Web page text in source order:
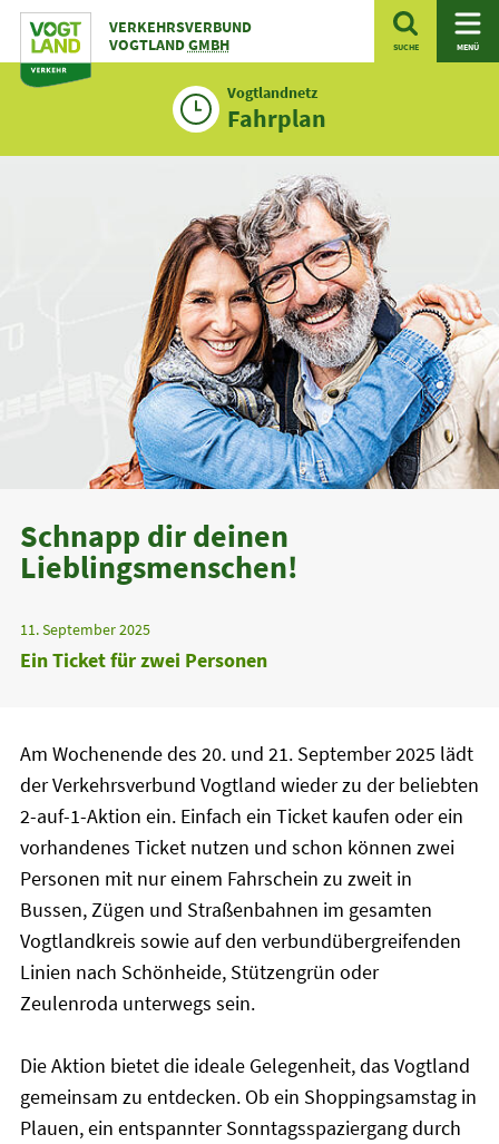
Zum
Inhalt
VERKEHRSVERBUND
VOGTLANDGMBH SUCHE MENÜ
Vogtlandnetz
Fahrplan
Schnapp dir deinen
Lieblingsmenschen!
11. September 2025
Ein Ticket für zwei Personen
Am Wochenende des 20. und 21. September 2025 lädt
der Verkehrsverbund Vogtland wieder zu der beliebten
2-auf-1-Aktion ein. Einfach ein Ticket kaufen oder ein
vorhandenes Ticket nutzen und schon können zwei
Personen mit nur einem Fahrschein zu zweit in
Bussen, Zügen und Straßenbahnen im gesamten
Vogtlandkreis sowie auf den verbundübergreifenden
Linien nach Schönheide, Stützengrün oder
Zeulenroda unterwegs sein.
Die Aktion bietet die ideale Gelegenheit, das Vogtland
gemeinsam zu entdecken. Ob ein Shoppingsamstag in
Plauen, ein entspannter Sonntagsspaziergang durch